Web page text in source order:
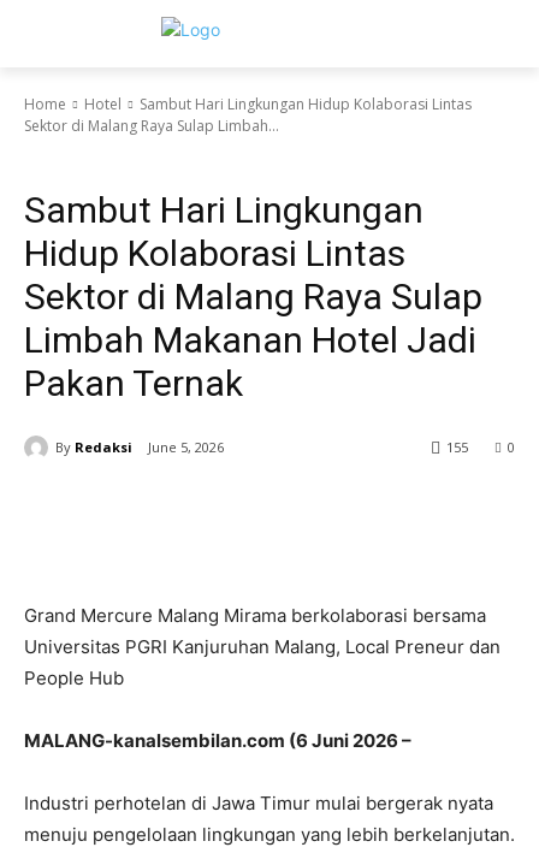
Home Hotel
Sambut Hari Lingkungan Hidup Kolaborasi Lintas
Sektor di Malang Raya Sulap Limbah...
Sambut Hari Lingkungan
Hidup Kolaborasi Lintas
Sektor di Malang Raya Sulap
Limbah Makanan Hotel Jadi
Pakan Ternak
By Redaksi June 5, 2026 0
155
Grand Mercure Malang Mirama berkolaborasi bersama
Universitas PGRI Kanjuruhan Malang, Local Preneur dan
People Hub
MALANG-kanalsembilan.com (6 Juni 2026 –
Industri perhotelan di Jawa Timur mulai bergerak nyata
menuju pengelolaan lingkungan yang lebih berkelanjutan.